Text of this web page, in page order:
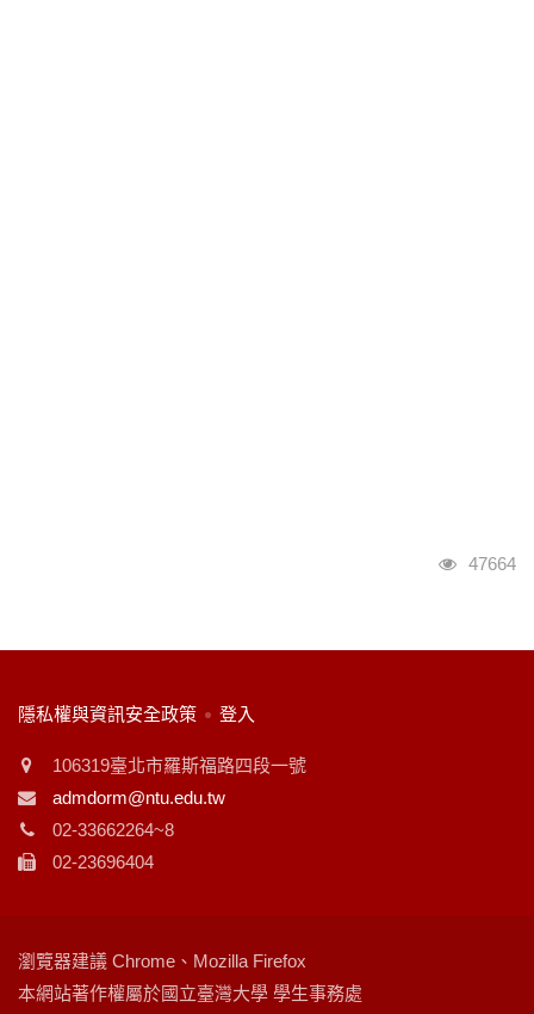
瀏覽人次
47664
:::
隱私權與資訊安全政策 登入
106319臺北市羅斯福路四段一號
admdorm@ntu.edu.tw
02-33662264~8
02-23696404
瀏覽器建議 Chrome、Mozilla Firefox
本網站著作權屬於國立臺灣大學 學生事務處